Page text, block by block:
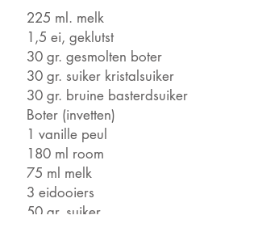
225 ml. melk
1,5 ei, geklutst
30 gr. gesmolten boter
30 gr. suiker kristalsuiker
30 gr. bruine basterdsuiker
Boter (invetten)
1 vanille peul
180 ml room
75 ml melk
3 eidooiers
50 gr. suiker